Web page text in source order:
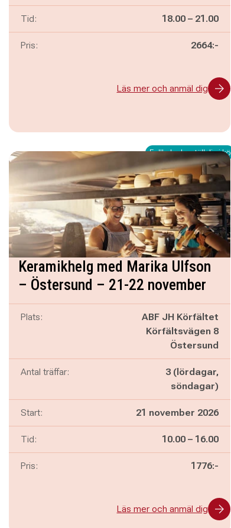
Tid: Pågår mellan
18.00 – och
21.00
Pris: 2664:-
Läs mer och anmäl dig
Fullbokad – ställ dig i kö
Keramikhelg med Marika Ulfson
– Östersund – 21-22 november
Plats:
ABF JH Körfältet
Körfältsvägen 8
Östersund
Antal träffar:
3 (lördagar,
söndagar)
Start: 21 november 2026
Tid: Pågår mellan
10.00 – och
16.00
Pris: 1776:-
Läs mer och anmäl dig